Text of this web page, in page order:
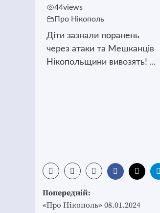
44views
Про Нікополь
Діти зазнали поранень
через атаки та Мешканців
Нікопольщини вивозять! ...
Post
navigation
Попередній:
«Про Нікополь» 08.01.2024